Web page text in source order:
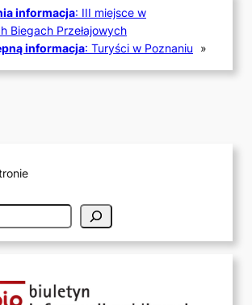
informacja: III miejsce w
Biegach Przełajowych
informacja: Turyści w Poznaniu »